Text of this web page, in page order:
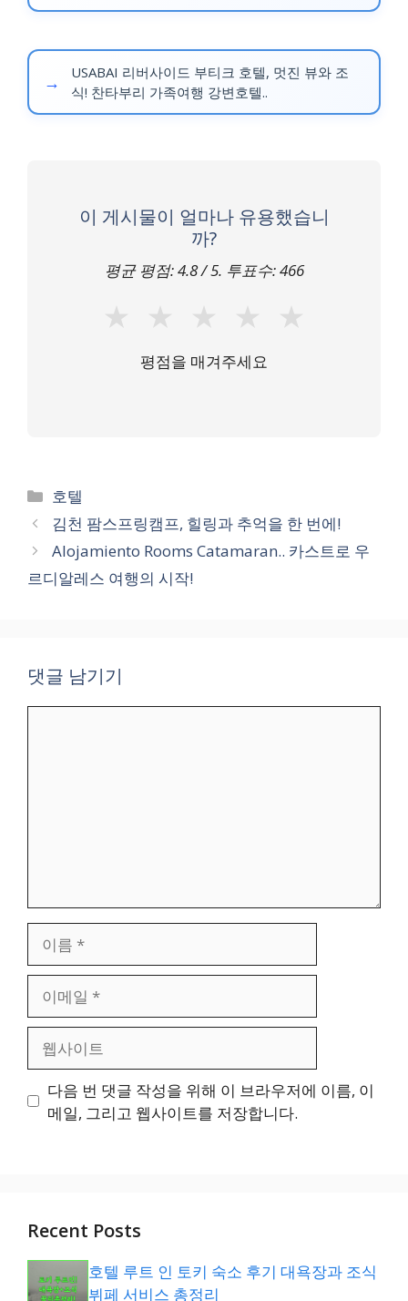
USABAI 리버사이드 부티크 호텔, 멋진 뷰와 조
식! 찬타부리 가족여행 강변호텔..
이 게시물이 얼마나 유용했습니
까?
평균 평점:4.8/ 5. 투표수:466
★ ★ ★ ★ ★
평점을 매겨주세요
카
테
고
리
호텔
김천 팜스프링캠프, 힐링과 추억을 한 번에!
Alojamiento Rooms Catamaran.. 카스트로 우
르디알레스 여행의 시작!
댓글 남기기
일
트
다음 번 댓글 작성을 위해 이 브라우저에 이름, 이
메일, 그리고 웹사이트를 저장합니다.
Recent Posts
호텔 루트 인 토키 숙소 후기 대욕장과 조식
뷔페 서비스 총정리